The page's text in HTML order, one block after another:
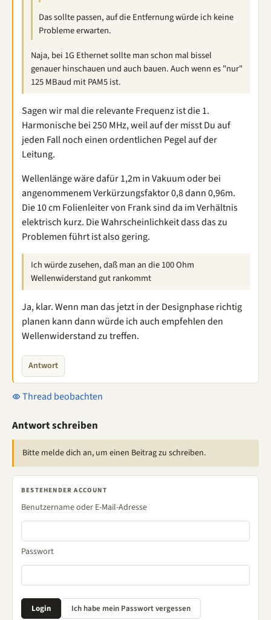
Das sollte passen, auf die Entfernung würde ich keine
Probleme erwarten.
Naja, bei 1G Ethernet sollte man schon mal bissel
genauer hinschauen und auch bauen. Auch wenn es "nur"
125 MBaud mit PAM5 ist.
Sagen wir mal die relevante Frequenz ist die 1.
Harmonische bei 250 MHz, weil auf der misst Du auf
jeden Fall noch einen ordentlichen Pegel auf der
Leitung.
Wellenlänge wäre dafür 1,2m in Vakuum oder bei
angenommenem Verkürzungsfaktor 0,8 dann 0,96m.
Die 10 cm Folienleiter von Frank sind da im Verhältnis
elektrisch kurz. Die Wahrscheinlichkeit dass das zu
Problemen führt ist also gering.
Ich würde zusehen, daß man an die 100 Ohm
Wellenwiderstand gut rankommt
Ja, klar. Wenn man das jetzt in der Designphase richtig
planen kann dann würde ich auch empfehlen den
Wellenwiderstand zu treffen.
Antwort
Thread beobachten
Antwort schreiben
Bitte melde dich an, um einen Beitrag zu schreiben.
BESTEHENDER ACCOUNT
Benutzername oder E-Mail-Adresse
Passwort